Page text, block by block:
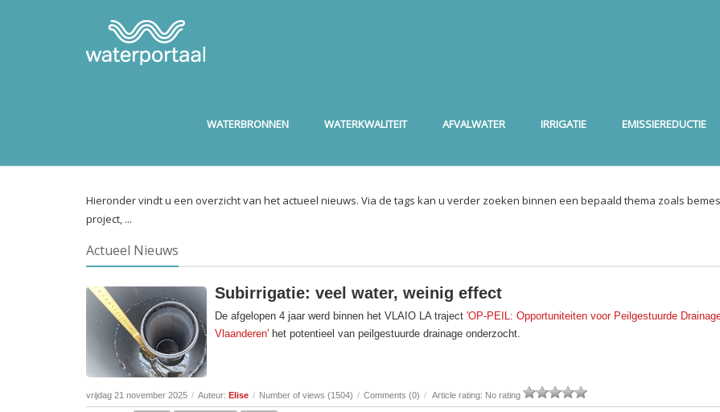
WATERBRONNEN WATERKWALITEIT AFVALWATER IRRIGATIE EMISSIEREDUCTIE
Hieronder vindt u een overzicht van het actueel nieuws. Via de tags kan u verder zoeken binnen een bepaald thema zoals
project, ...
Actueel Nieuws
Subirrigatie: veel water, weinig effect
De afgelopen 4 jaar werd binnen het VLAIO LA traject 'OP-PEIL: Opportuniteiten voor Peilgestuurde
Vlaanderen' het potentieel van peilgestuurde drainage onderzocht.
vrijdag 21 november 2025 / Auteur: Elise / Number of views (1504) / Comments (0) / Article rating: No rating